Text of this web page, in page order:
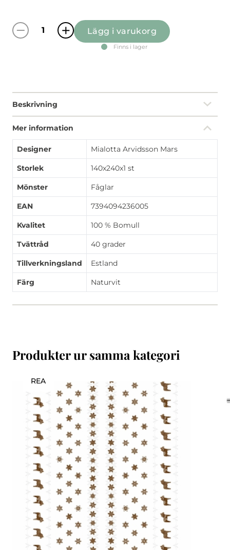
Björkdungen offwhite multibandslängd 1-
Lägg i varukorg
Finns i lager
Beskrivning
Mer information
Designer Mialotta Arvidsson Mars
Storlek 140x240x1 st
Mönster Fåglar
EAN 7394094236005
Kvalitet 100 % Bomull
Tvättråd 40 grader
Tillverkningsland Estland
Färg Naturvit
Produkter ur samma kategori
REA